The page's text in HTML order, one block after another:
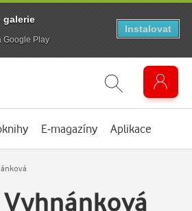
E-magazíny Aplikace
galerie
Google Play
Instalovat